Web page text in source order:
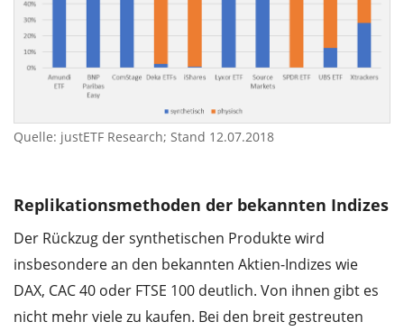
Quelle: justETF Research; Stand 12.07.2018
Replikationsmethoden der bekannten Indizes
Der Rückzug der synthetischen Produkte wird
insbesondere an den bekannten Aktien-Indizes wie
DAX, CAC 40 oder FTSE 100 deutlich. Von ihnen gibt es
nicht mehr viele zu kaufen. Bei den breit gestreuten